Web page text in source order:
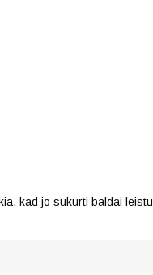
kad jo sukurti baldai leistu